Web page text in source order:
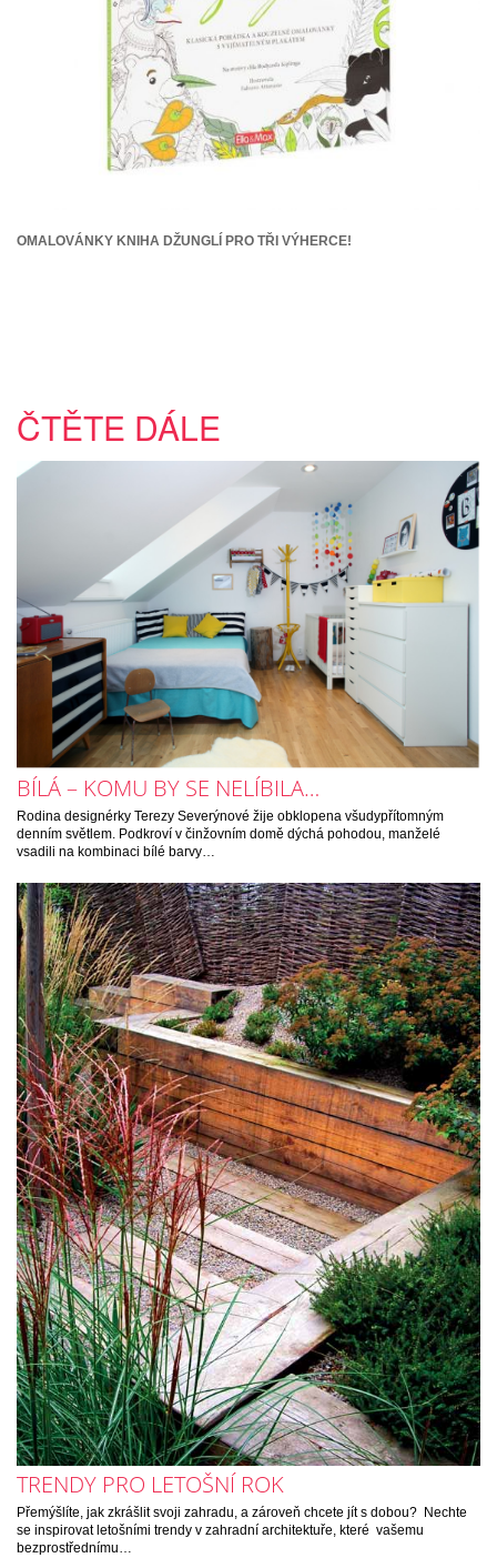
OMALOVÁNKY KNIHA DŽUNGLÍ PRO TŘI VÝHERCE!
ČTĚTE DÁLE
BÍLÁ – KOMU BY SE NELÍBILA…
Rodina designérky Terezy Severýnové žije obklopena všudypřítomným
denním světlem. Podkroví v činžovním domě dýchá pohodou, manželé
vsadili na kombinaci bílé barvy…
TRENDY PRO LETOŠNÍ ROK
Přemýšlíte, jak zkrášlit svoji zahradu, a zároveň chcete jít s dobou? Nechte
se inspirovat letošními trendy v zahradní architektuře, které vašemu
bezprostřednímu…